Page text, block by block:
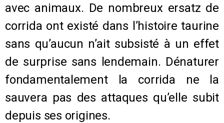
avec animaux. De nombreux ersatz de
corrida ont existé dans l’histoire taurine
sans qu’aucun n’ait subsisté à un effet
de surprise sans lendemain. Dénaturer
fondamentalement la corrida ne la
sauvera pas des attaques qu’elle subit
depuis ses origines.